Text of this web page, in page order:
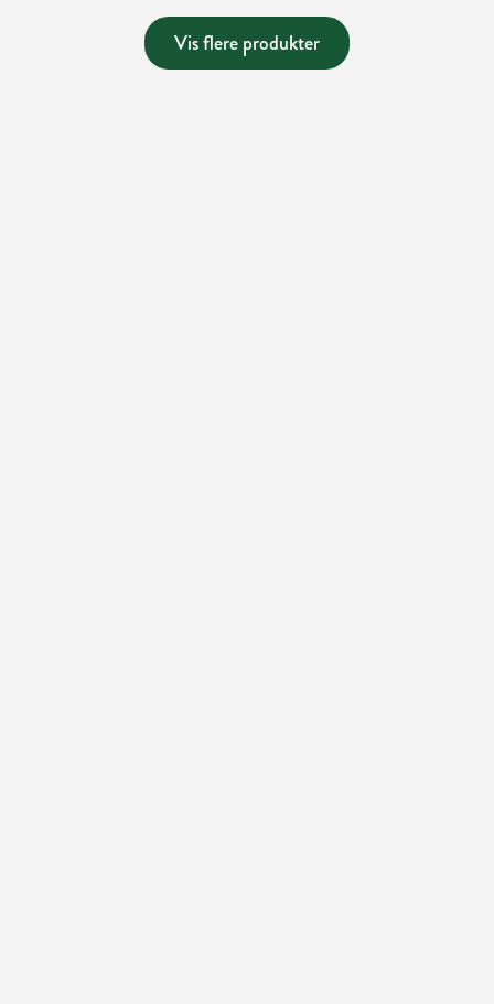
Vis flere produkter